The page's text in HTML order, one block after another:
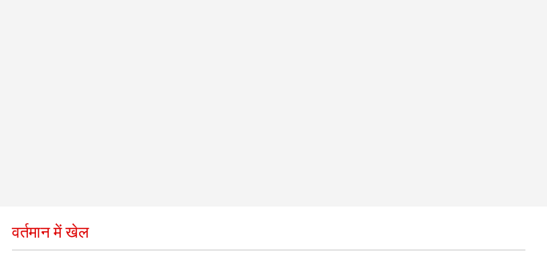
वर्तमान में खेल